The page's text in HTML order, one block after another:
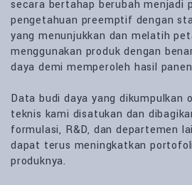
secara bertahap berubah menjadi
pengetahuan preemptif dengan
yang menunjukkan dan melatih
menggunakan produk dengan
daya demi memperoleh hasil
Data budi daya yang dikumpulkan
teknis kami disatukan dan
formulasi, R&D, dan departemen
dapat terus meningkatkan
produknya.